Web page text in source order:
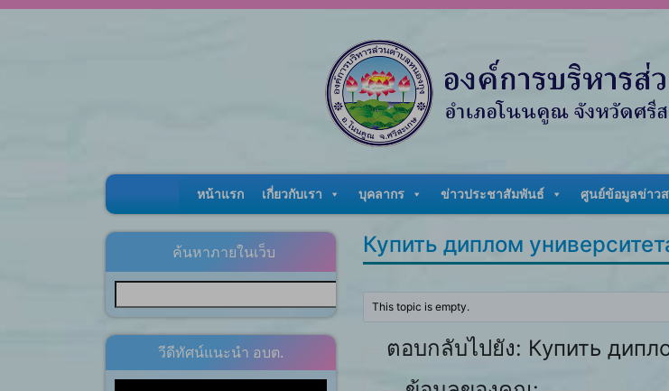
หน้าแรก เกี่ยวกับเรา บุคลากร ข่าวประชาสัมพันธ์ ศูนย์ข้อมูลข่าว
ค้นหาภายในเว็บ
วีดีทัศน์แนะนำ อบต.
Купить диплом
This topic is empty.
ตอบกลับไปยัง: Купить